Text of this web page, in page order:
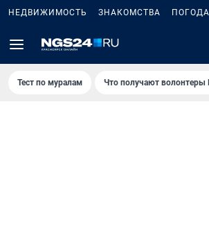
НЕДВИЖИМОСТЬ ЗНАКОМСТВА ПОГОДА
Тест по мурaлaм Что получают волонтеры